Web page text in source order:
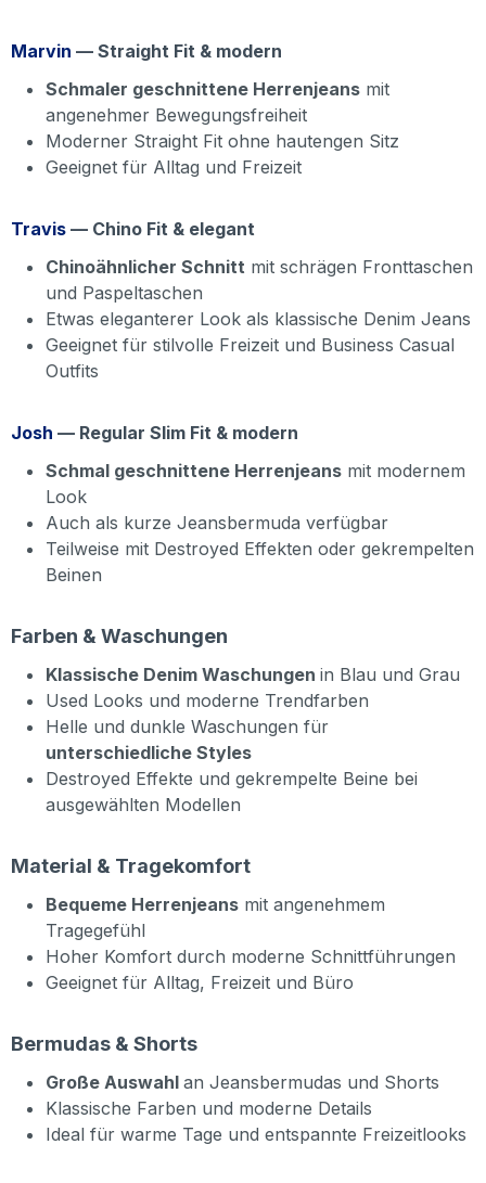
Marvin — Straight Fit & modern
Schmaler geschnittene Herrenjeans mit
angenehmer Bewegungsfreiheit
Moderner Straight Fit ohne hautengen Sitz
Geeignet für Alltag und Freizeit
Travis — Chino Fit & elegant
Chinoähnlicher Schnitt mit schrägen Fronttaschen
und Paspeltaschen
Etwas eleganterer Look als klassische Denim Jeans
Geeignet für stilvolle Freizeit und Business Casual
Outfits
Josh — Regular Slim Fit & modern
Schmal geschnittene Herrenjeans mit modernem
Look
Auch als kurze Jeansbermuda verfügbar
Teilweise mit Destroyed Effekten oder gekrempelten
Beinen
Farben & Waschungen
Klassische Denim Waschungen in Blau und Grau
Used Looks und moderne Trendfarben
Helle und dunkle Waschungen für
unterschiedliche Styles
Destroyed Effekte und gekrempelte Beine bei
ausgewählten Modellen
Material & Tragekomfort
Bequeme Herrenjeans mit angenehmem
Tragegefühl
Hoher Komfort durch moderne Schnittführungen
Geeignet für Alltag, Freizeit und Büro
Bermudas & Shorts
Große Auswahl an Jeansbermudas und Shorts
Klassische Farben und moderne Details
Ideal für warme Tage und entspannte Freizeitlooks